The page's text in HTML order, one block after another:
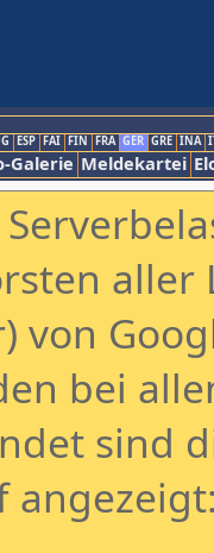
ESP FAI FIN FRA GER GRE INA
Galerie Meldekartei
aller
von
bei
sind